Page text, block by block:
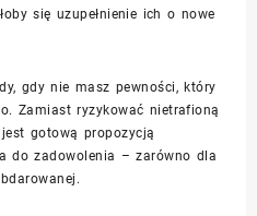
się uzupełnienie ich o nowe
gdy nie masz pewności, który
Zamiast ryzykować nietrafioną
gotową propozycją
do zadowolenia – zarówno dla